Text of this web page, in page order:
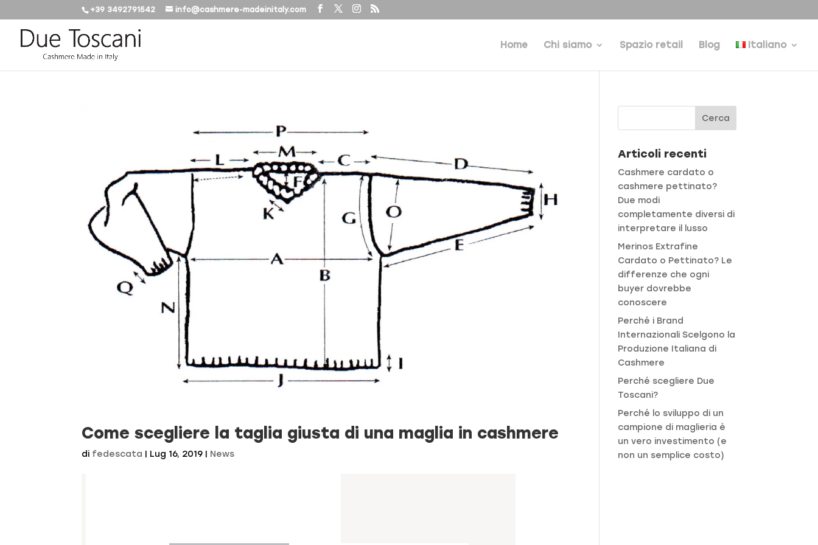
+39 3492791542 info@cashmere-madeinitaly.com
Home Chi siamo Spazio retail Blog Italiano
Come scegliere la taglia giusta di una maglia in cashmere
di fedescata | Lug 16, 2019 | News
Articoli recenti
Cashmere cardato o
cashmere pettinato?
Due modi
completamente diversi di
interpretare il lusso
Merinos Extrafine
Cardato o Pettinato? Le
differenze che ogni
buyer dovrebbe
conoscere
Perché i Brand
Internazionali Scelgono la
Produzione Italiana di
Cashmere
Perché scegliere Due
Toscani?
Perché lo sviluppo di un
campione di maglieria è
un vero investimento (e
non un semplice costo)